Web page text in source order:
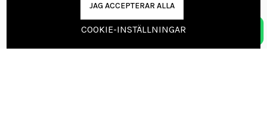
08 403 003 60
info@vinylgolvbutiken.se
JAG ACCEPTERAR ALLA
COOKIE-INSTÄLLNINGAR